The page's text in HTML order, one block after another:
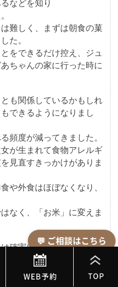
などを知り
難しく、まずは朝食の菓
た。
をできるだけ控え、ジュ
ちゃんの家に行った時に
も関係しているかもしれ
できるようになりまし
頻度が減ってきました。
が生まれて食物アレルギ
見直すきっかけがありま
や外食はほぼなくなり、
なく、「お米」に変えま
確実に、穏やかになりま
れるようになり、胃腸の
💬 ご相談はこちら